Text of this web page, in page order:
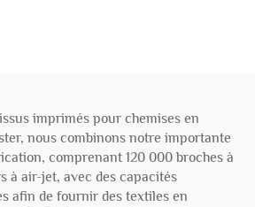
imprimés pour chemises en
nous combinons notre importante
comprenant 120 000 broches à
à air-jet, avec des capacités
afin de fournir des textiles en